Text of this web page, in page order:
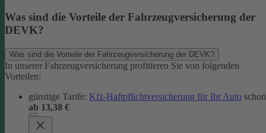
Was sind die Vorteile der Fahrzeugversicherung der
DEVK?
Was sind die Vorteile der Fahrzeugversicherung der DEVK?
In unserer Fahrzeugversicherung profitieren Sie von folgenden
Vorteilen:
günstige Tarife: Kfz-Haftpflichtversicherung für Ihr Auto schon
ab 13,38 €